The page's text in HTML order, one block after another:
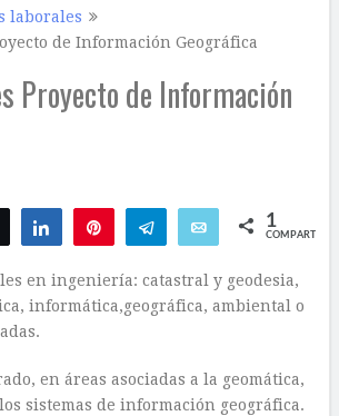
laborales
de Información Geográfica
Proyecto de Información
Twittear Compartir Telegram Email 1
COMPARTIR
en ingeniería: catastral y geodesia,
informática,geográfica, ambiental o
en áreas asociadas a la geomática,
sistemas de información geográfica.